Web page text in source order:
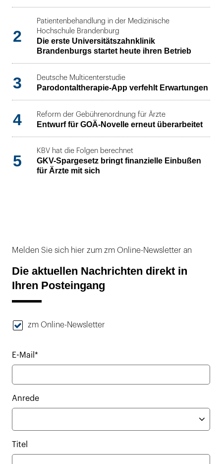
2
Patientenbehandlung in der Medizinische
Hochschule Brandenburg
Die erste Universitätszahnklinik
Brandenburgs startet heute ihren Betrieb
3 Deutsche Multicenterstudie
Parodontaltherapie-App verfehlt Erwartungen
4 Reform der Gebührenordnung für Ärzte
Entwurf für GOÄ-Novelle erneut überarbeitet
5
KBV hat die Folgen berechnet
GKV-Spargesetz bringt finanzielle Einbußen
für Ärzte mit sich
Melden Sie sich hier zum zm Online-Newsletter an
Die aktuellen Nachrichten direkt in
Ihren Posteingang
zm Online-Newsletter
E-Mail*
Anrede
Titel